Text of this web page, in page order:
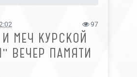
97
МЕЧ КУРСКОЙ
ВЕЧЕР ПАМЯТИ